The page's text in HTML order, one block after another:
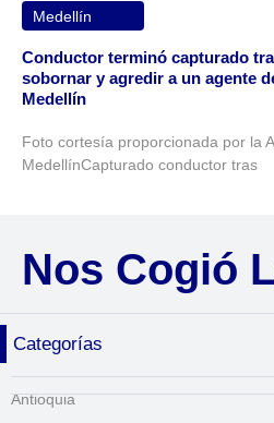
Medellín
Conductor terminó capturado
sobornar y agredir a un agente
Medellín
Foto cortesía proporcionada por la
MedellínCapturado conductor tras
Nos Cogió
Categorías
Antioquia